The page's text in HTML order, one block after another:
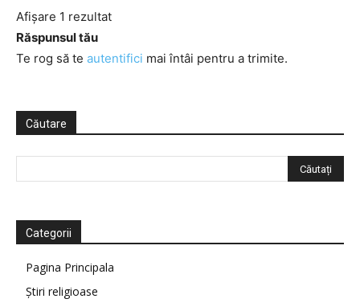
Afișare 1 rezultat
Răspunsul tău
Te rog să te autentifici mai întâi pentru a trimite.
Căutare
Categorii
Pagina Principala
Știri religioase